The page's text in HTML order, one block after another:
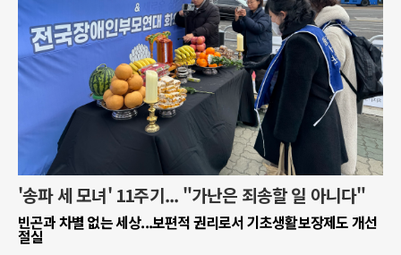
'송파 세 모녀' 11주기... "가난은 죄송할 일 아니다"
빈곤과 차별 없는 세상...보편적 권리로서 기초생활보장제도 개선
절실